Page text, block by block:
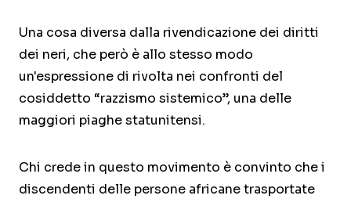
Una cosa diversa dalla rivendicazione dei diritti
dei neri, che però è allo stesso modo
un'espressione di rivolta nei confronti del
cosiddetto “razzismo sistemico”, una delle
maggiori piaghe statunitensi.
Chi crede in questo movimento è convinto che i
discendenti delle persone africane trasportate